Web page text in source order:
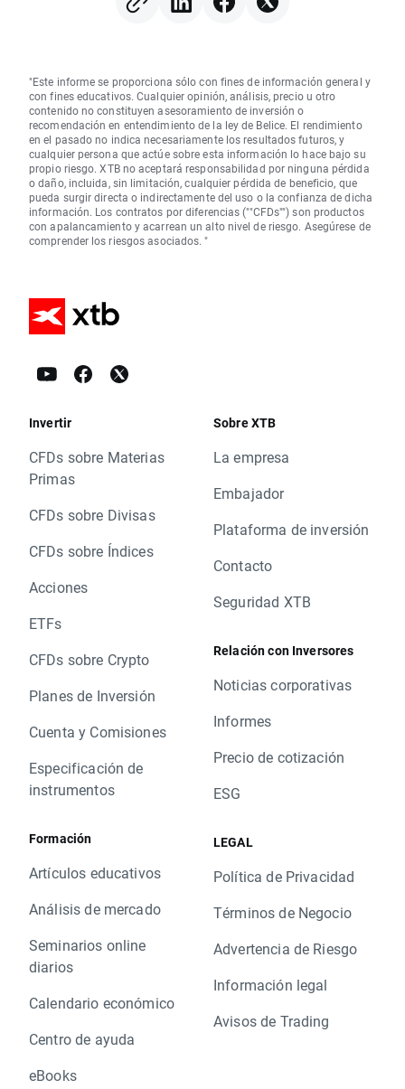
"Este informe se proporciona sólo con fines de información general y
con fines educativos. Cualquier opinión, análisis, precio u otro
contenido no constituyen asesoramiento de inversión o
recomendación en entendimiento de la ley de Belice. El rendimiento
en el pasado no indica necesariamente los resultados futuros, y
cualquier persona que actúe sobre esta información lo hace bajo su
propio riesgo. XTB no aceptará responsabilidad por ninguna pérdida
o daño, incluida, sin limitación, cualquier pérdida de beneficio, que
pueda surgir directa o indirectamente del uso o la confianza de dicha
información. Los contratos por diferencias (""CFDs"") son productos
con apalancamiento y acarrean un alto nivel de riesgo. Asegúrese de
comprender los riesgos asociados. "
Invertir
CFDs sobre Materias
Primas
CFDs sobre Divisas
CFDs sobre Índices
Acciones
ETFs
CFDs sobre Crypto
Planes de Inversión
Cuenta y Comisiones
Especificación de
instrumentos
Formación
Artículos educativos
Análisis de mercado
Seminarios online
diarios
Calendario económico
Centro de ayuda
eBooks
Sobre XTB
La empresa
Embajador
Plataforma de inversión
Contacto
Seguridad XTB
Relación con Inversores
Noticias corporativas
Informes
Precio de cotización
ESG
LEGAL
Política de Privacidad
Términos de Negocio
Advertencia de Riesgo
Información legal
Avisos de Trading